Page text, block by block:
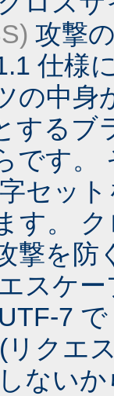
攻撃
仕様
の中身
するブ
です。
セッ
す。
撃を防
スケ
7
クエ
ない